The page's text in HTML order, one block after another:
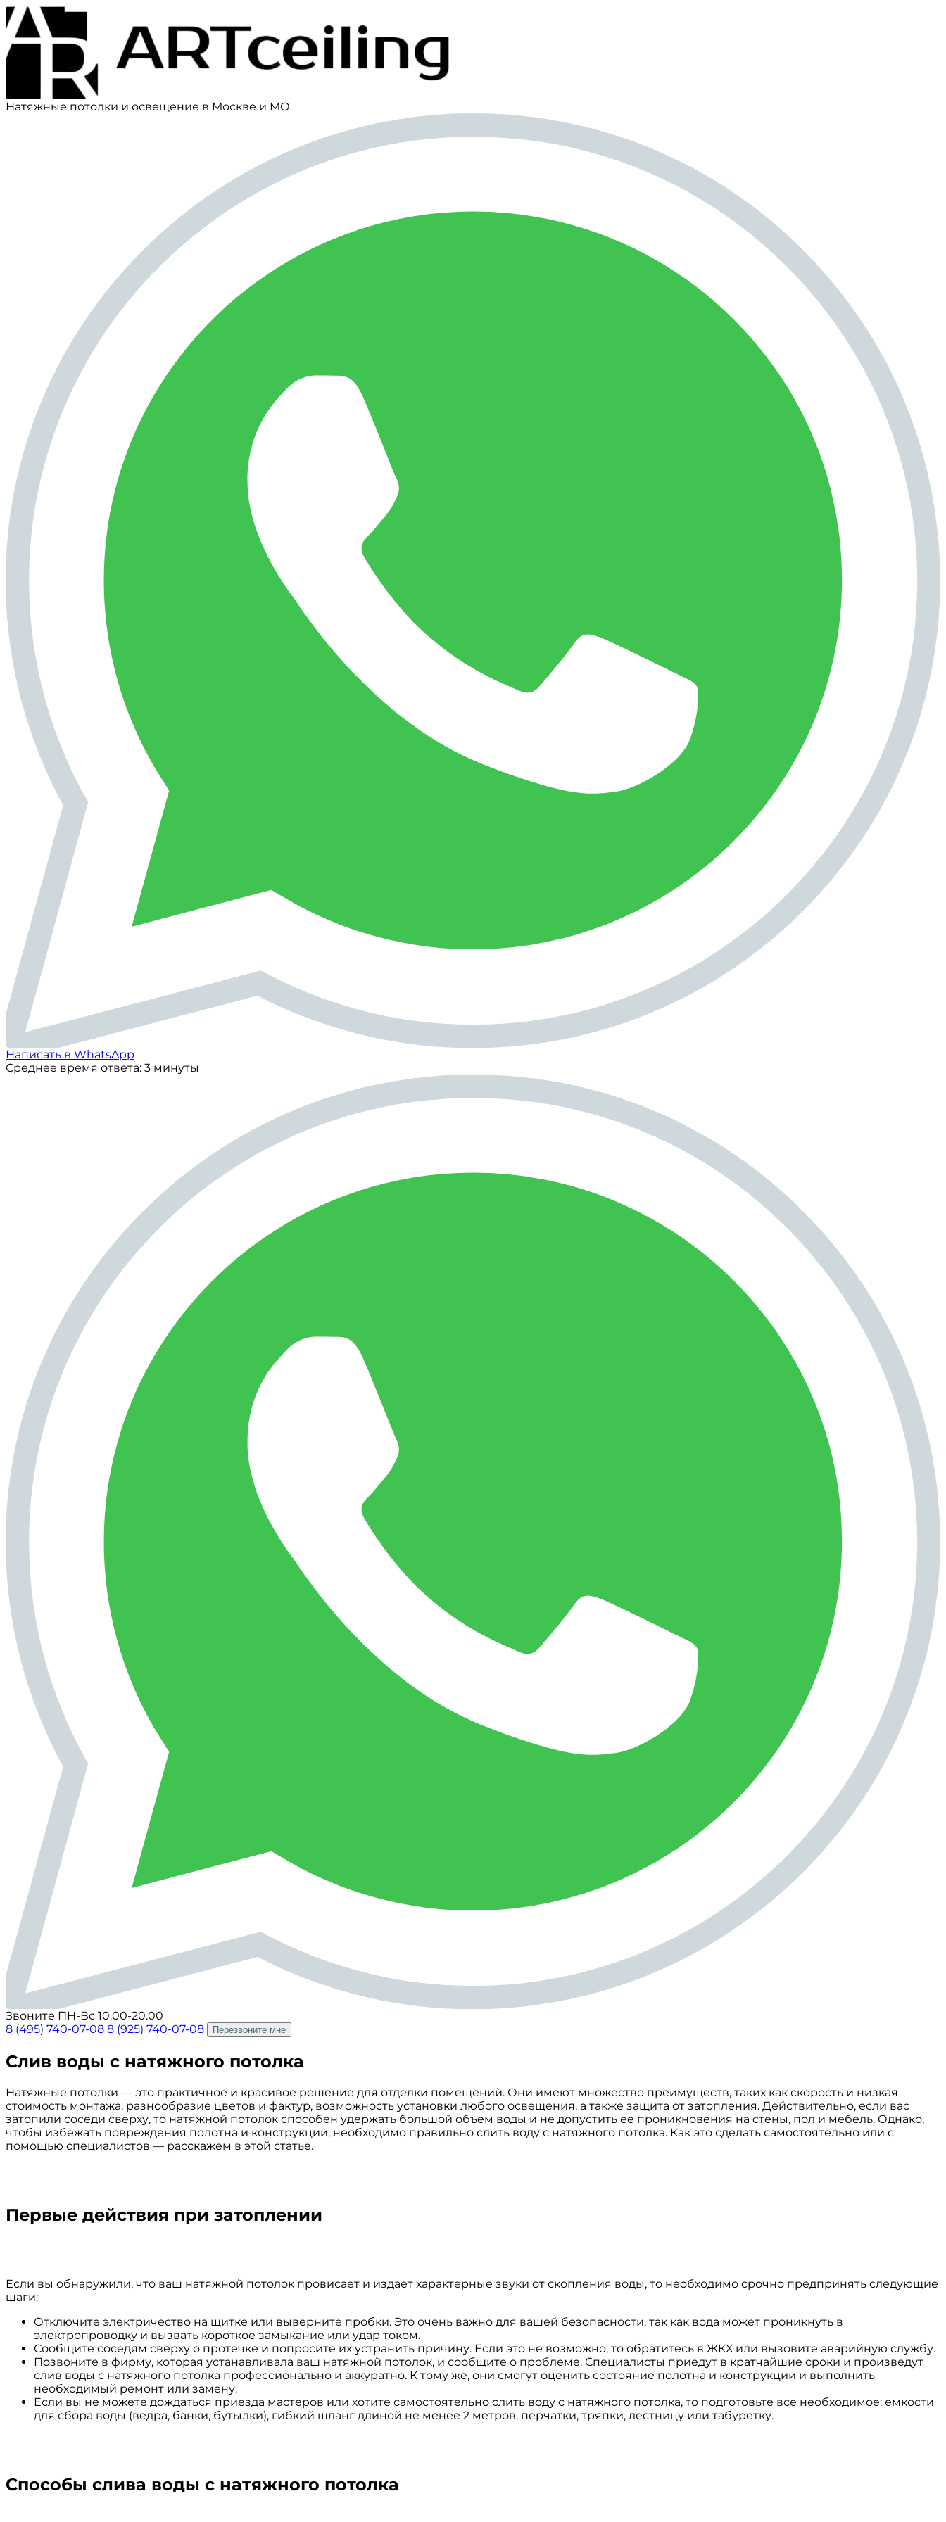
Натяжные потолки и освещение в Москве и МО
Написать в WhatsApp
Среднее время ответа: 3 минуты
Звоните ПН-Вс 10.00-20.00
8 (495) 740-07-08 8 (925) 740-07-08 Перезвоните мне
Слив воды с натяжного потолка
Натяжные потолки — это практичное и красивое решение для отделки помещений. Они имеют множество преимуществ, таких как скорость и низкая
стоимость монтажа, разнообразие цветов и фактур, возможность установки любого освещения, а также защита от затопления. Действительно, если вас
затопили соседи сверху, то натяжной потолок способен удержать большой объем воды и не допустить ее проникновения на стены, пол и мебель. Однако,
чтобы избежать повреждения полотна и конструкции, необходимо правильно слить воду с натяжного потолка. Как это сделать самостоятельно или с
помощью специалистов — расскажем в этой статье.
Первые действия при затоплении
Если вы обнаружили, что ваш натяжной потолок провисает и издает характерные звуки от скопления воды, то необходимо срочно предпринять следующие
шаги:
Отключите электричество на щитке или выверните пробки. Это очень важно для вашей безопасности, так как вода может проникнуть в
электропроводку и вызвать короткое замыкание или удар током.
Сообщите соседям сверху о протечке и попросите их устранить причину. Если это не возможно, то обратитесь в ЖКХ или вызовите аварийную службу.
Позвоните в фирму, которая устанавливала ваш натяжной потолок, и сообщите о проблеме. Специалисты приедут в кратчайшие сроки и произведут
слив воды с натяжного потолка профессионально и аккуратно. К тому же, они смогут оценить состояние полотна и конструкции и выполнить
необходимый ремонт или замену.
Если вы не можете дождаться приезда мастеров или хотите самостоятельно слить воду с натяжного потолка, то подготовьте все необходимое: емкости
для сбора воды (ведра, банки, бутылки), гибкий шланг длиной не менее 2 метров, перчатки, тряпки, лестницу или табуретку.
Способы слива воды с натяжного потолка